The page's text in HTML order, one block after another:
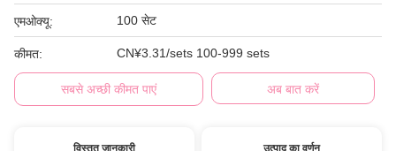
एमओक्यू: 100 सेट
कीमत: CN¥3.31/sets 100-999 sets
सबसे अच्छी कीमत पाएं अब बात करें
विस्तृत जानकारी उत्पाद का वर्णन